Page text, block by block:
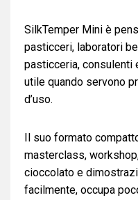
SilkTemper Mini è
pasticceri, laboratori
pasticceria, consulenti
utile quando servono
d’uso.
Il suo formato
masterclass,
cioccolato e
facilmente, occupa